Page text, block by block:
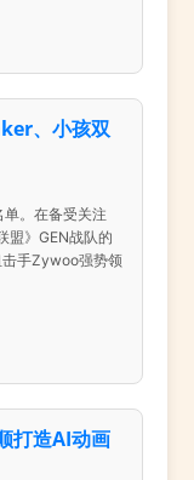
、小孩双
。在备受关注
盟》GEN战队的
手Zywoo强势领
打造AI动画